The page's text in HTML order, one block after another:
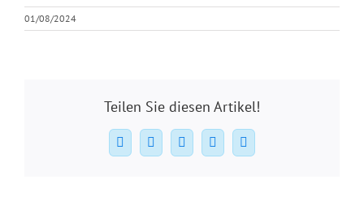
01/08/2024
Teilen Sie diesen Artikel!
Facebook
X WhatsAppPinterest
E-
Mail